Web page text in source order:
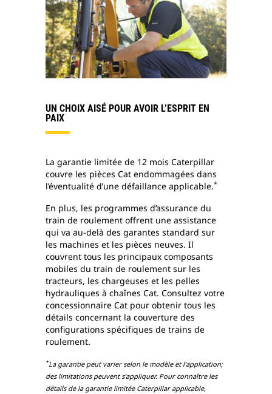
UN CHOIX AISÉ POUR AVOIR L’ESPRIT EN
PAIX
La garantie limitée de 12 mois Caterpillar
couvre les pièces Cat endommagées dans
l’éventualité d’une défaillance applicable.*
En plus, les programmes d’assurance du
train de roulement offrent une assistance
qui va au-delà des garantes standard sur
les machines et les pièces neuves. Il
couvrent tous les principaux composants
mobiles du train de roulement sur les
tracteurs, les chargeuses et les pelles
hydrauliques à chaînes Cat. Consultez votre
concessionnaire Cat pour obtenir tous les
détails concernant la couverture des
configurations spécifiques de trains de
roulement.
*La garantie peut varier selon le modèle et l’application;
des limitations peuvent s’appliquer. Pour connaître les
détails de la garantie limitée Caterpillar applicable,